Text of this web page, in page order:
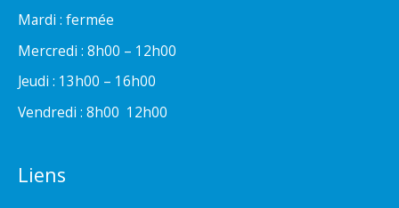
Mardi : fermée
Mercredi : 8h00 – 12h00
Jeudi : 13h00 – 16h00
Vendredi : 8h00  12h00
Liens